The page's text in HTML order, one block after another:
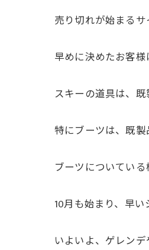
売り切れが始まる
早めに決めたお客
スキーの道具は、
特にブーツは、既製
ブーツについてい
10月も始まり、早
いよいよ、ゲレン